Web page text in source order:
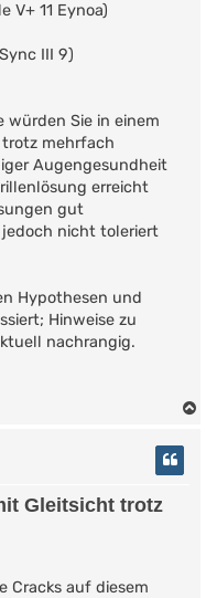
V+ 11 Eynoa)
III 9)
würden Sie in einem
mehrfach
Augengesundheit
erreicht
gut
nicht toleriert
Hypothesen und
Hinweise zu
nachrangig.
Gleitsicht trotz
Cracks auf diesem